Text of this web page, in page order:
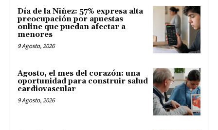
Día de la Niñez: 57% expresa alta
preocupación por apuestas
online que puedan afectar a
menores
9 Agosto, 2026
Agosto, el mes del corazón: una
oportunidad para construir salud
cardiovascular
9 Agosto, 2026